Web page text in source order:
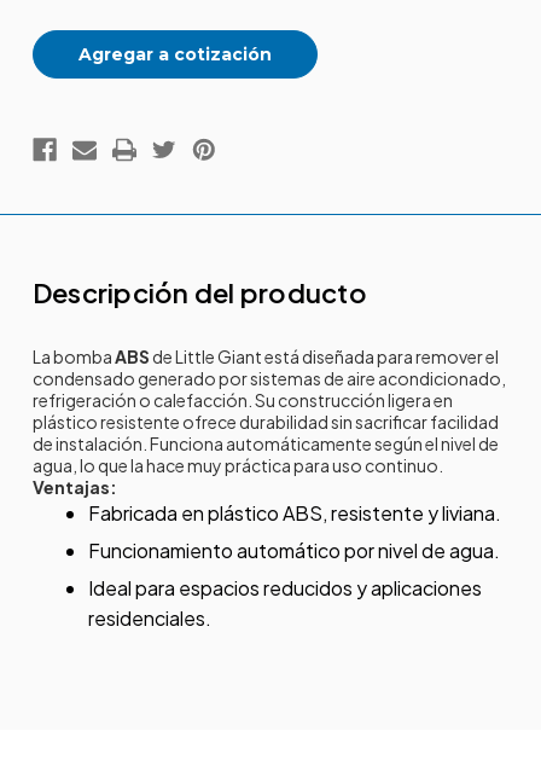
Agregar a cotización
Descripción del producto
La bombaABS de Little Giant está diseñada para remover el
condensado generado por sistemas de aire acondicionado,
refrigeración o calefacción. Su construcción ligera en
plástico resistente ofrece durabilidad sin sacrificar facilidad
de instalación. Funciona automáticamente según el nivel de
agua, lo que la hace muy práctica para uso continuo.
Ventajas:
Fabricada en plástico ABS, resistente y liviana.
Funcionamiento automático por nivel de agua.
Ideal para espacios reducidos y aplicaciones
residenciales.